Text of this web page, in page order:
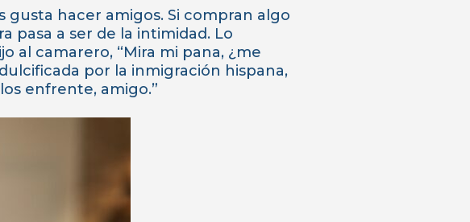
gusta hacer amigos. Si compran algo
pasa a ser de la intimidad. Lo
al camarero, “Mira mi pana, ¿me
por la inmigración hispana,
enfrente, amigo.”